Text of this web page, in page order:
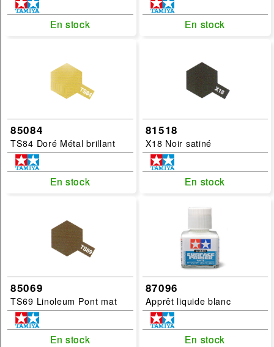
En stock
En stock En stock
En stock
85084
TS84 Doré Métal brillant
En stock
En stock
81518
X18 Noir satiné
En stock
En stock
85069
TS69 Linoleum Pont mat
En stock
En stock
87096
Apprêt liquide blanc
En stock
En stock